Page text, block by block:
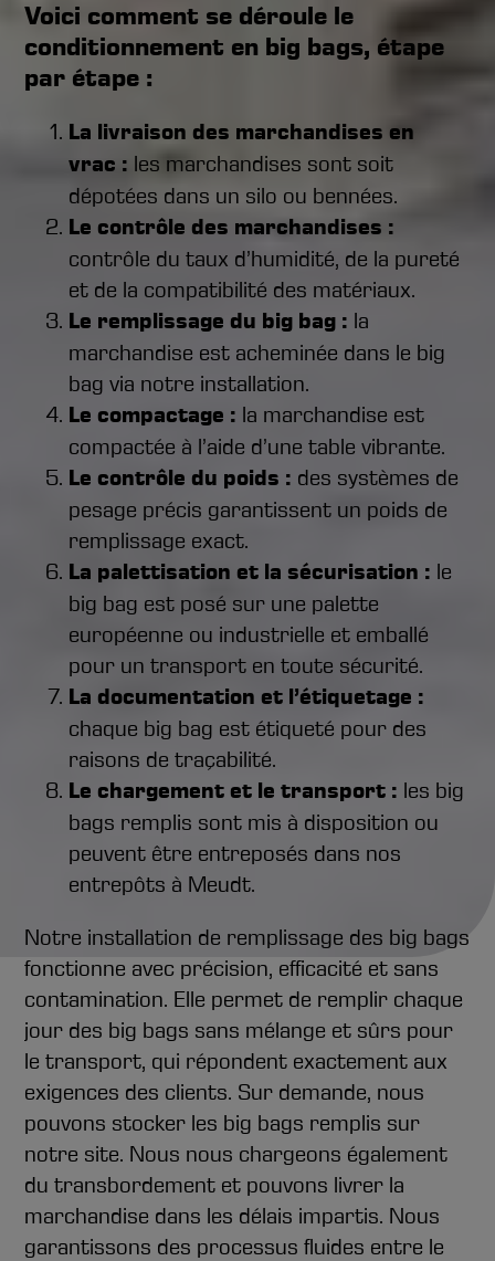
Voici comment se déroule le
conditionnement en big bags, étape
par étape :
La livraison des marchandises en
vrac : les marchandises sont soit
dépotées dans un silo ou bennées.
Le contrôle des marchandises :
contrôle du taux d’humidité, de la pureté
et de la compatibilité des matériaux.
Le remplissage du big bag : la
marchandise est acheminée dans le big
bag via notre installation.
Le compactage : la marchandise est
compactée à l’aide d’une table vibrante.
Le contrôle du poids : des systèmes de
pesage précis garantissent un poids de
remplissage exact.
La palettisation et la sécurisation : le
big bag est posé sur une palette
européenne ou industrielle et emballé
pour un transport en toute sécurité.
La documentation et l’étiquetage :
chaque big bag est étiqueté pour des
raisons de traçabilité.
Le chargement et le transport : les big
bags remplis sont mis à disposition ou
peuvent être entreposés dans nos
entrepôts à Meudt.
Notre installation de remplissage des big bags
fonctionne avec précision, efficacité et sans
contamination. Elle permet de remplir chaque
jour des big bags sans mélange et sûrs pour
le transport, qui répondent exactement aux
exigences des clients. Sur demande, nous
pouvons stocker les big bags remplis sur
notre site. Nous nous chargeons également
du transbordement et pouvons livrer la
marchandise dans les délais impartis. Nous
garantissons des processus fluides entre le